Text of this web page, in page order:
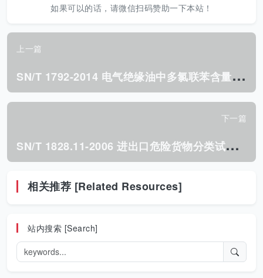
如果可以的话，请微信扫码赞助一下本站！
上一篇
S
N/T 1792-2014 电气绝缘油中多氯联苯含量的测定 气相色谱法.pdf
下一篇
S
N/T 1828.11-2006 进出口危险货物分类试验方法 第11部分:易燃固体.pdf
相关推荐 [Related Resources]
站内搜索 [Search]